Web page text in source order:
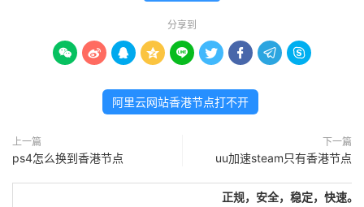
分享到
        
阿里云网站香港节点打不开
上一篇
ps4怎么换到香港节点
下一篇
uu加速steam只有香港节点
正规，安全，稳定，快速。